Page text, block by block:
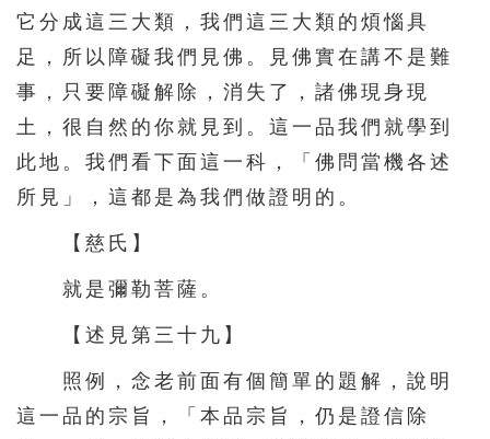
它分成這三大類，我們這三大類的煩惱具
足，所以障礙我們見佛。見佛實在講不是難
事，只要障礙解除，消失了，諸佛現身現
土，很自然的你就見到。這一品我們就學到
此地。我們看下面這一科，「佛問當機各述
所見」，這都是為我們做證明的。
【慈氏】
就是彌勒菩薩。
【述見第三十九】
照例，念老前面有個簡單的題解，說明
這一品的宗旨，「本品宗旨，仍是證信除